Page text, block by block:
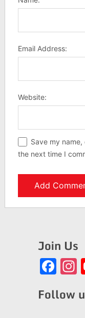
Email Address:
Website:
Save my
the next time I
Join Us
Follow